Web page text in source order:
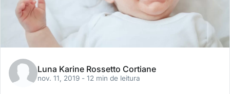
Luna Karine Rossetto Cortiane
nov. 11, 2019 - 12 min de leitura